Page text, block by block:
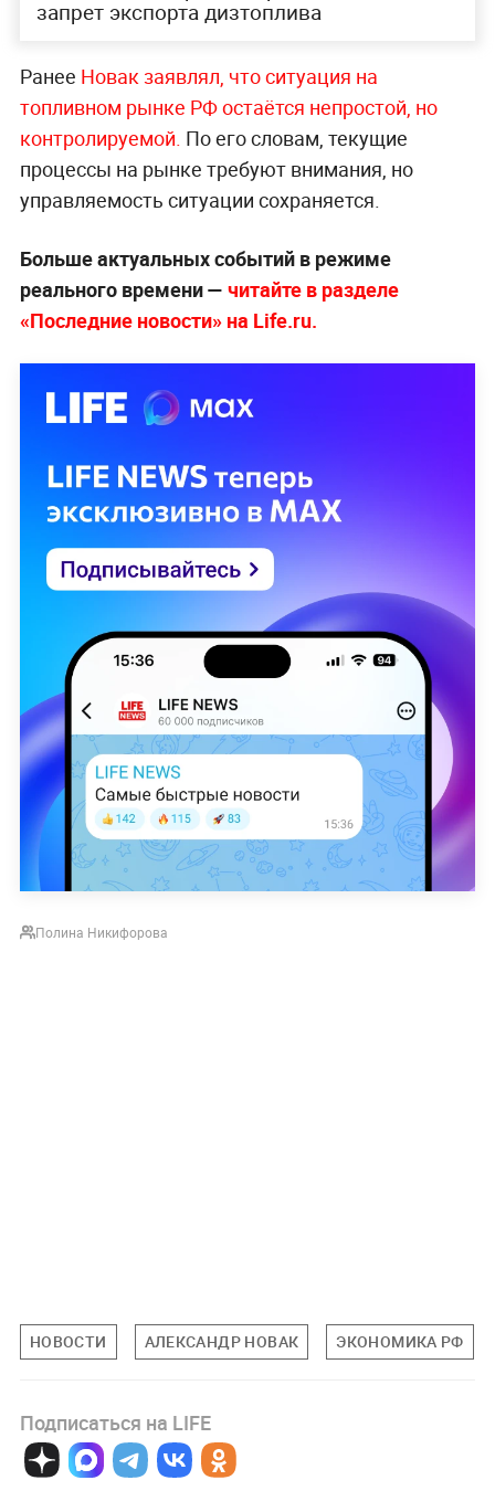
запрет экспорта дизтоплива
Ранее Новак заявлял, что ситуация на
топливном рынке РФ остаётся непростой, но
контролируемой. По его словам, текущие
процессы на рынке требуют внимания, но
управляемость ситуации сохраняется.
Больше актуальных событий в режиме
реального времени — читайте в разделе
«Последние новости» на Life.ru.
Полина Никифорова
НОВОСТИ АЛЕКСАНДР НОВАК ЭКОНОМИКА РФ
Подписаться на LIFE